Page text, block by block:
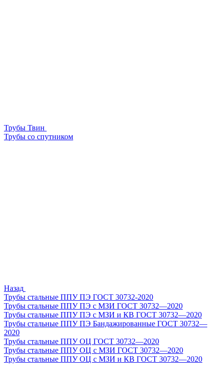
Трубы Твин
Трубы со спутником
Назад
Трубы стальные ППУ ПЭ ГОСТ 30732-2020
Трубы стальные ППУ ПЭ с МЗИ ГОСТ 30732—2020
Трубы стальные ППУ ПЭ с МЗИ и КВ ГОСТ 30732—2020
Трубы стальные ППУ ПЭ Бандажированные ГОСТ 30732—
2020
Трубы стальные ППУ ОЦ ГОСТ 30732—2020
Трубы стальные ППУ ОЦ с МЗИ ГОСТ 30732—2020
Трубы стальные ППУ ОЦ с МЗИ и КВ ГОСТ 30732—2020